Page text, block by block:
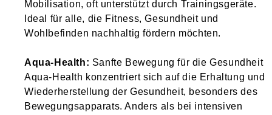
Mobilisation, oft unterstützt durch Trainingsgeräte.
Ideal für alle, die Fitness, Gesundheit und
Wohlbefinden nachhaltig fördern möchten.
Aqua-Health: Sanfte Bewegung für die Gesundheit
Aqua-Health konzentriert sich auf die Erhaltung und
Wiederherstellung der Gesundheit, besonders des
Bewegungsapparats. Anders als bei intensiven